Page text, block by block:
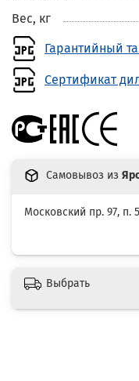
Вес, кг
Гарантийный
Сертификат
Самовывоз из
Московский пр. 97, п.
Выбрать